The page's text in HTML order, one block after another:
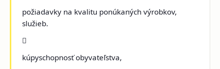
požiadavky na kvalitu ponúkaných výrobkov,
služieb.

kúpyschopnosť obyvateľstva,